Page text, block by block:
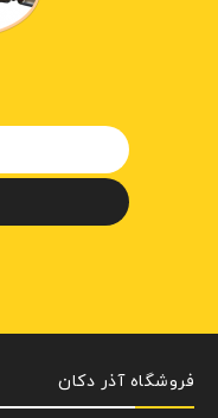
فروشگاه آذر دکان